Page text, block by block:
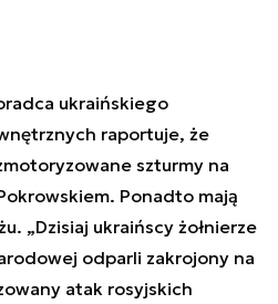
ukraińskiego
raportuje, że
szturmy na
Ponadto mają
„Dzisiaj ukraińscy żołnierze
odparli zakrojony na
atak rosyjskich